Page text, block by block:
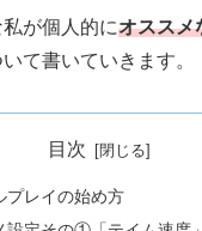
が個人的にオススメ
て書いていきます。
目次
プレイの始め方